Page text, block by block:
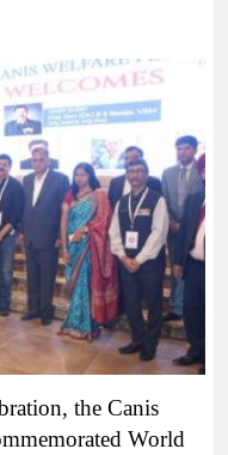
the Canis
World